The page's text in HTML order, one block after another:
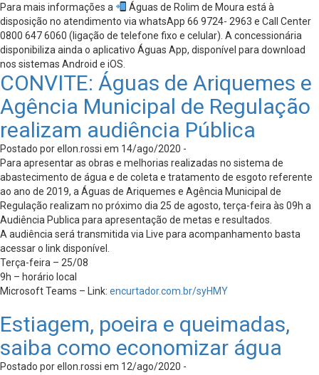
Para mais informações a
Águas de Rolim de Moura está à
disposição no atendimento via whatsApp 66 9724- 2963 e Call Center
0800 647 6060 (ligação de telefone fixo e celular). A concessionária
disponibiliza ainda o aplicativo Águas App, disponível para download
nos sistemas Android e iOS.
CONVITE: Águas de Ariquemes e
Agência Municipal de Regulação
realizam audiência Pública
Postado por ellon.rossi em 14/ago/2020 -
Para apresentar as obras e melhorias realizadas no sistema de
abastecimento de água e de coleta e tratamento de esgoto referente
ao ano de 2019, a Águas de Ariquemes e Agência Municipal de
Regulação realizam no próximo dia 25 de agosto, terça-feira às 09h a
Audiência Publica para apresentação de metas e resultados.
A audiência será transmitida via Live para acompanhamento basta
acessar o link disponível.
Terça-feira – 25/08
9h – horário local
Microsoft Teams – Link: encurtador.com.br/syHMY
Estiagem, poeira e queimadas,
saiba como economizar água
Postado por ellon.rossi em 12/ago/2020 -